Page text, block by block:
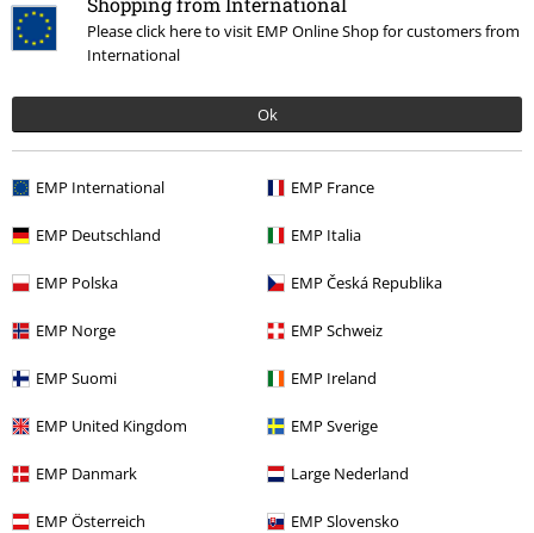
Please click here to visit EMP Online Shop for customers from
International
Ok
EMP International EMP France
EMP Deutschland EMP Italia
EMP Polska EMP Česká Republika
EMP Norge EMP Schweiz
EMP Suomi EMP Ireland
EMP United Kingdom EMP Sverige
EMP Danmark Large Nederland
EMP Österreich EMP Slovensko
*Attivo per 4 settimane. Non utilizzabile in combinazione con altri codici
promozionali. Lo sconto verrà applicato dopo aver inserito il codice nel
campo dedicato del carrello. Libri, media (CD, DVD, vinili, ecc.), Funko
Hosen, Feine Sahne Fischfilet, Broilers, Böhse Onkelz, buoni regalo e
promo.
Il nostro servizio clienti è qui per te
festivi).Informazioni ulteriori
Inizia la chat